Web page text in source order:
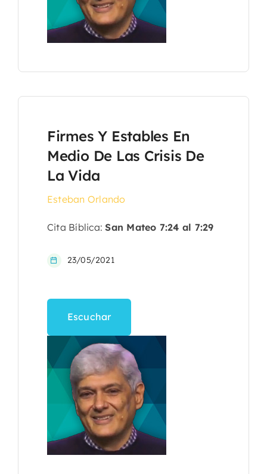
Firmes Y Estables En
Medio De Las Crisis De
La Vida
Esteban Orlando
Cita Bíblica:San Mateo 7:24 al 7:29
23/05/2021
Escuchar